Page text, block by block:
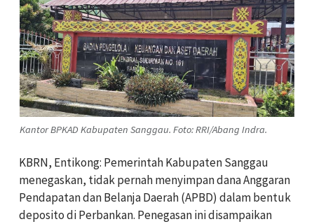
Kantor BPKAD Kabupaten Sanggau. Foto: RRI/Abang Indra.
KBRN, Entikong: Pemerintah Kabupaten Sanggau
menegaskan, tidak pernah menyimpan dana Anggaran
Pendapatan dan Belanja Daerah (APBD) dalam bentuk
deposito di Perbankan. Penegasan ini disampaikan